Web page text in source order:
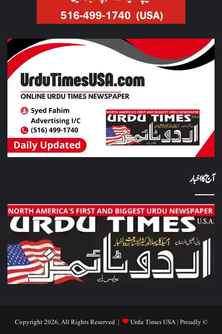
آج کا اخبار
© Copyright 2026, All Rights Reserved |
Urdu Times USA| Proudly